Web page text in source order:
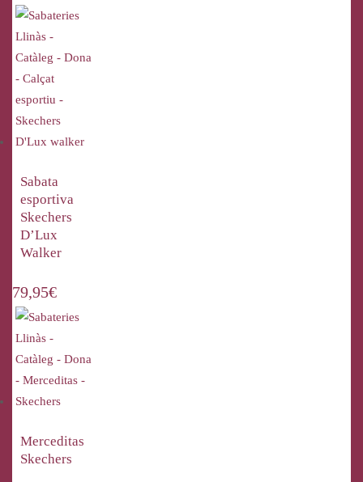
Sabata
esportiva
Skechers
D’Lux
Walker
79,95€
Merceditas
Skechers